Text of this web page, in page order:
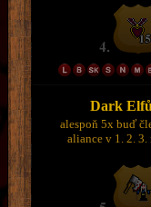
Dark
alespoň 5x buď
aliance v 1. 2.